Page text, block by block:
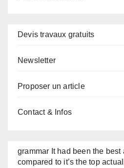
Devis travaux gratuits
Newsletter
Proposer un article
Contact & Infos
grammar It had been the best
compared to it’s the top